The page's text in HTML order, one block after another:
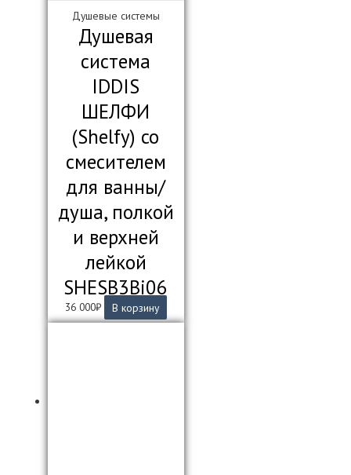
Душевые системы
Душевая
система
IDDIS
ШЕЛФИ
(Shelfy) со
смесителем
для ванны/
душа, полкой
и верхней
лейкой
SHESB3Bi06
36 000₽ В корзину